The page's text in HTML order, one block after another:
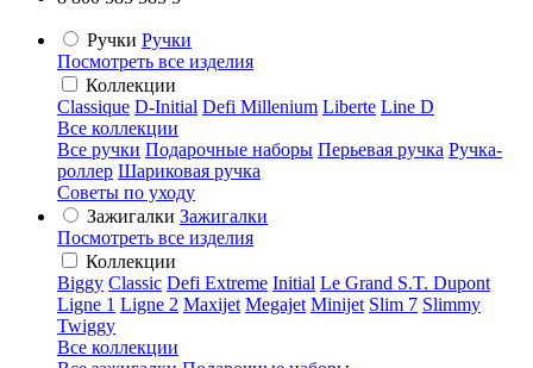
Ручки Ручки
Посмотреть все изделия
Коллекции
Classique D-Initial Defi Millenium Liberte Line D
Все коллекции
Все ручки Подарочные наборы Перьевая ручка Ручка-
роллер Шариковая ручка
Советы по уходу
Зажигалки Зажигалки
Посмотреть все изделия
Коллекции
Biggy Classic Defi Extreme Initial Le Grand S.T. Dupont
Ligne 1 Ligne 2 Maxijet Megajet Minijet Slim 7 Slimmy
Twiggy
Все коллекции